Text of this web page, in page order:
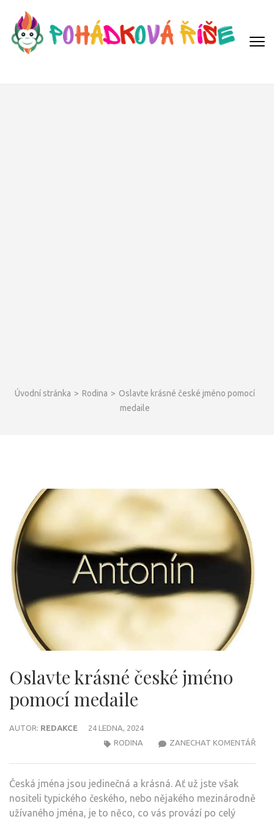
obsah
(Enter)
Úvodní stránka > Rodina > Oslavte krásné české jméno pomocí
medaile
Oslavte krásné české jméno
pomocí medaile
AUTOR: REDAKCE
24 LEDNA, 2024
ZANECHAT KOMENTÁŘNA
RODINA
Česká jména jsou jedinečná a krásná. Ať už jste však
nositeli typického českého, nebo nějakého mezinárodně
užívaného jména, je to něco, co vás provází po celý